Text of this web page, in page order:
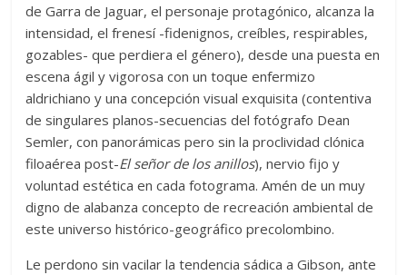
de Garra de Jaguar, el personaje protagónico, alcanza la
intensidad, el frenesí -fidenignos, creíbles, respirables,
gozables- que perdiera el género), desde una puesta en
escena ágil y vigorosa con un toque enfermizo
aldrichiano y una concepción visual exquisita (contentiva
de singulares planos-secuencias del fotógrafo Dean
Semler, con panorámicas pero sin la proclividad clónica
filoaérea post-El señor de los anillos), nervio fijo y
voluntad estética en cada fotograma. Amén de un muy
digno de alabanza concepto de recreación ambiental de
este universo histórico-geográfico precolombino.
Le perdono sin vacilar la tendencia sádica a Gibson, ante